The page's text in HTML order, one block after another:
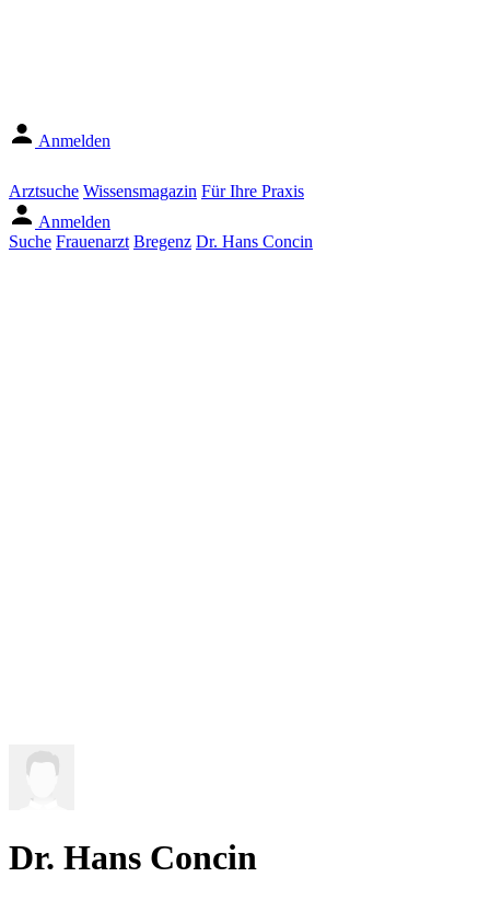
Anmelden
Arztsuche Wissensmagazin Für Ihre Praxis
Anmelden
Suche Frauenarzt Bregenz Dr. Hans Concin
Dr. Hans Concin